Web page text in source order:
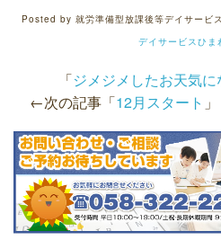
Posted by 就労準備型放課後等デイサー
デイサービスひま
「ジメジメしたお天気
←次の記事「12月スタート 」